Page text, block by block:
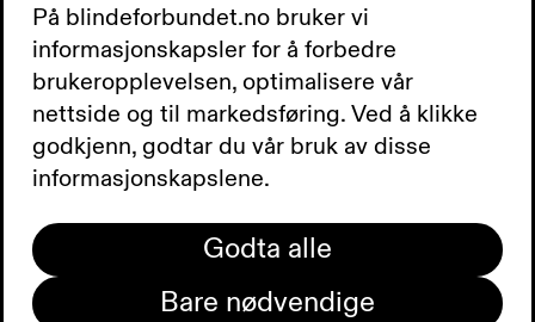
Radio Z Podkast 12.
februar 2025: Mandag var
det punktskriftkonferanse
på trykkeriet i Bergen. Stell
godt med plantene dine, så
har du dem lenge. Tilbud
der du bor. Dagens aviser.
På blindeforbundet.no bruker vi
informasjonskapsler for å forbedre
brukeropplevelsen, optimalisere vår
nettside og til markedsføring. Ved å klikke
godkjenn, godtar du vår bruk av disse
informasjonskapslene.
Godta alle
Bare nødvendige